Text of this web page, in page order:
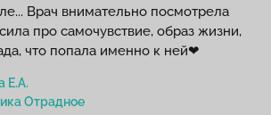
Врач внимательно посмотрела
про самочувствие, образ жизни,
что попала именно к ней❤
Е.А.